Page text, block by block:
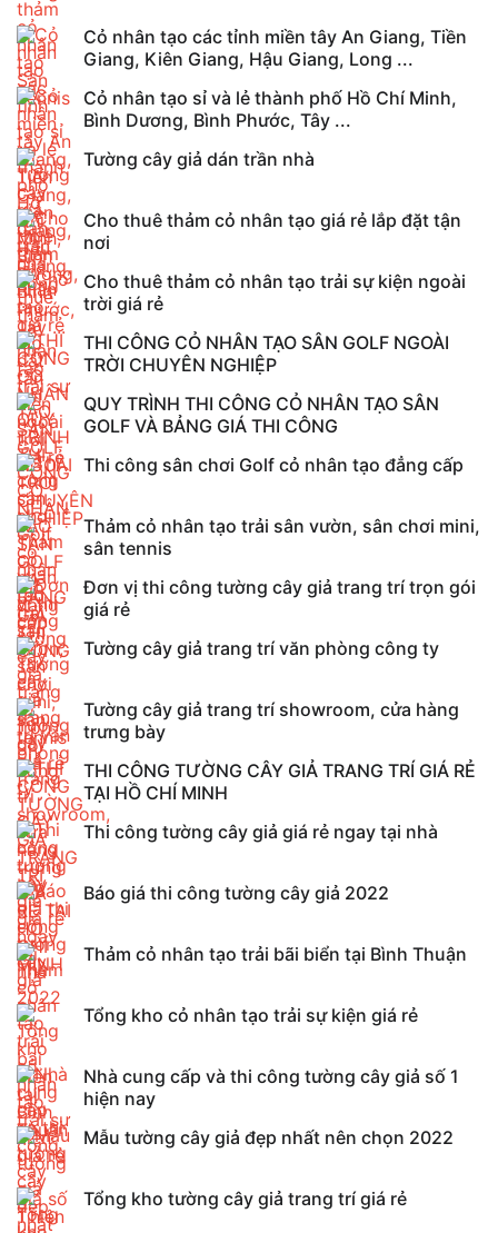
Cỏ nhân tạo các tỉnh miền tây An Giang, Tiền
Giang, Kiên Giang, Hậu Giang, Long ...
Cỏ nhân tạo sỉ và lẻ thành phố Hồ Chí Minh,
Bình Dương, Bình Phước, Tây ...
Tường cây giả dán trần nhà
Cho thuê thảm cỏ nhân tạo giá rẻ lắp đặt tận
nơi
Cho thuê thảm cỏ nhân tạo trải sự kiện ngoài
trời giá rẻ
THI CÔNG CỎ NHÂN TẠO SÂN GOLF NGOÀI
TRỜI CHUYÊN NGHIỆP
QUY TRÌNH THI CÔNG CỎ NHÂN TẠO SÂN
GOLF VÀ BẢNG GIÁ THI CÔNG
Thi công sân chơi Golf cỏ nhân tạo đẳng cấp
Thảm cỏ nhân tạo trải sân vườn, sân chơi mini,
sân tennis
Đơn vị thi công tường cây giả trang trí trọn gói
giá rẻ
Tường cây giả trang trí văn phòng công ty
Tường cây giả trang trí showroom, cửa hàng
trưng bày
THI CÔNG TƯỜNG CÂY GIẢ TRANG TRÍ GIÁ RẺ
TẠI HỒ CHÍ MINH
Thi công tường cây giả giá rẻ ngay tại nhà
Báo giá thi công tường cây giả 2022
Thảm cỏ nhân tạo trải bãi biển tại Bình Thuận
Tổng kho cỏ nhân tạo trải sự kiện giá rẻ
Nhà cung cấp và thi công tường cây giả số 1
hiện nay
Mẫu tường cây giả đẹp nhất nên chọn 2022
Tổng kho tường cây giả trang trí giá rẻ